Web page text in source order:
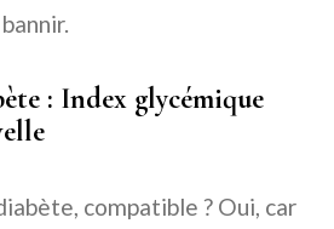
: Index glycémique
compatible ? Oui, car